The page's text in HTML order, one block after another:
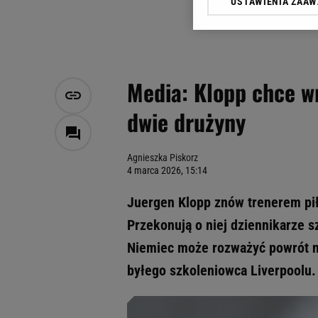
Media: Klopp chce
dwie drużyny
Agnieszka Piskorz
4 marca 2026, 15:14
Juergen Klopp znów trenerem
Przekonują o niej dziennikarze
Niemiec może rozważyć powrót
byłego szkoleniowca Liverpoolu.
Klikając „Akceptuję”
Zaufanych Partnerów i
My, nasi Zaufani
Przechowywanie